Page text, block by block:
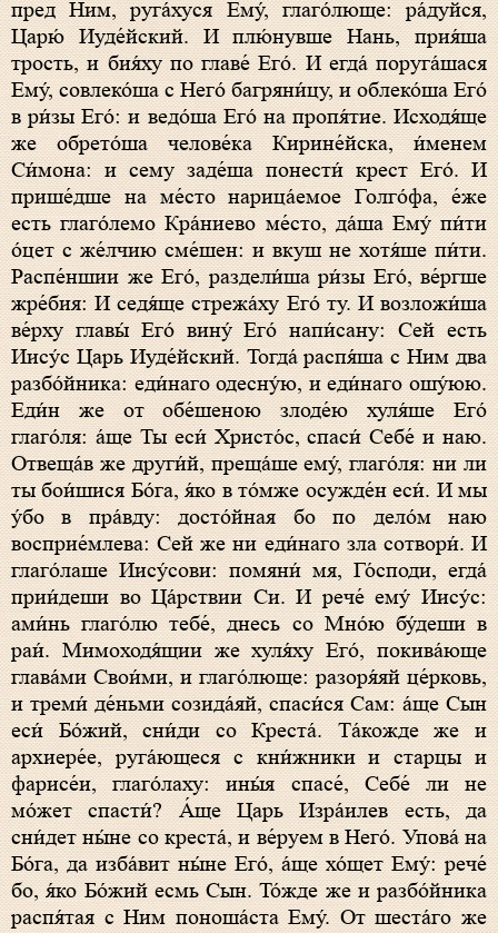
пред Ним, руга́хуся Ему́, глаго́люще: ра́дуйся,
Царю́ Иуде́йский. И плю́нувше Нань, прия́ша
трость, и бия́ху по главе́ Его́. И егда́ поруга́шася
Ему́, совлеко́ша с Него́ багряни́цу, и облеко́ша Его́
в ри́зы Его́: и ведо́ша Его́ на пропя́тие. Исходя́ще
же обрето́ша челове́ка Кирине́йска, и́менем
Си́мона: и сему заде́ша понести́ крест Его́. И
прише́дше на ме́сто нарица́емое Голго́фа, е́же
есть глаго́лемо Кра́ниево ме́сто, да́ша Ему́ пи́ти
о́цет с же́лчию сме́шен: и вкуш не хотя́ше пи́ти.
Распе́ншии же Его́, раздели́ша ри́зы Его́, ве́ргше
жре́бия: И седя́ще стрежа́ху Его́ ту. И возложи́ша
ве́рху главы́ Его́ вину́ Его́ напи́сану: Сей есть
Иису́с Царь Иуде́йский. Тогда́ распя́ша с Ним два
разбо́йника: еди́наго одесну́ю, и еди́наго ошу́юю.
Еди́н же от обе́шеною злоде́ю хуля́ше Его́
глаго́ля: а́ще Ты еси́ Христо́с, спаси́ Себе́ и наю.
Отвеща́в же други́й, преща́ше ему́, глаго́ля: ни ли
ты бои́шися Бо́га, я́ко в то́мже осужде́н еси́. И мы
у́бо в пра́вду: досто́йная бо по дело́м наю
восприе́млева: Сей же ни еди́наго зла сотвори́. И
глаго́лаше Иису́сови: помяни́ мя, Го́споди, егда́
прии́деши во Ца́рствии Си. И рече́ ему́ Иису́с:
ами́нь глаго́лю тебе́,днесьсо Мно́ю бу́деши в
раи́. Мимоходя́щии же хуля́ху Его́, покива́юще
глава́ми Свои́ми, и глаго́люще: разоря́яй це́рковь,
и треми́ де́ньми созида́яй, спаси́ся Сам: а́ще Сын
еси́ Бо́жий, сни́ди со Креста́. Та́кожде же и
архиере́е, руга́ющеся с кни́жники и старцы и
фарисе́и, глаго́лаху: ины́я спасе́, Себе́ ли не
мо́жет спасти́? А́ще Царь Изра́илев есть, да
сни́дет ны́не со креста́, и ве́руем в Него́. Упова́ на
Бо́га, да изба́вит ны́не Его́, а́ще хо́щет Ему́: рече́
бо, я́ко Бо́жий есмь Сын. То́жде же и разбо́йника
распя́тая с Ним поноша́ста Ему́. От шеста́го же